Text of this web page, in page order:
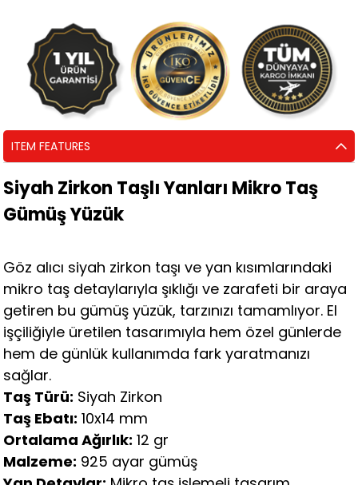
ITEM FEATURES
Siyah Zirkon Taşlı Yanları Mikro Taş
Gümüş Yüzük
Göz alıcı siyah zirkon taşı ve yan kısımlarındaki
mikro taş detaylarıyla şıklığı ve zarafeti bir araya
getiren bu gümüş yüzük, tarzınızı tamamlıyor. El
işçiliğiyle üretilen tasarımıyla hem özel günlerde
hem de günlük kullanımda fark yaratmanızı
sağlar.
Taş Türü: Siyah Zirkon
Taş Ebatı: 10x14 mm
Ortalama Ağırlık: 12 gr
Malzeme: 925 ayar gümüş